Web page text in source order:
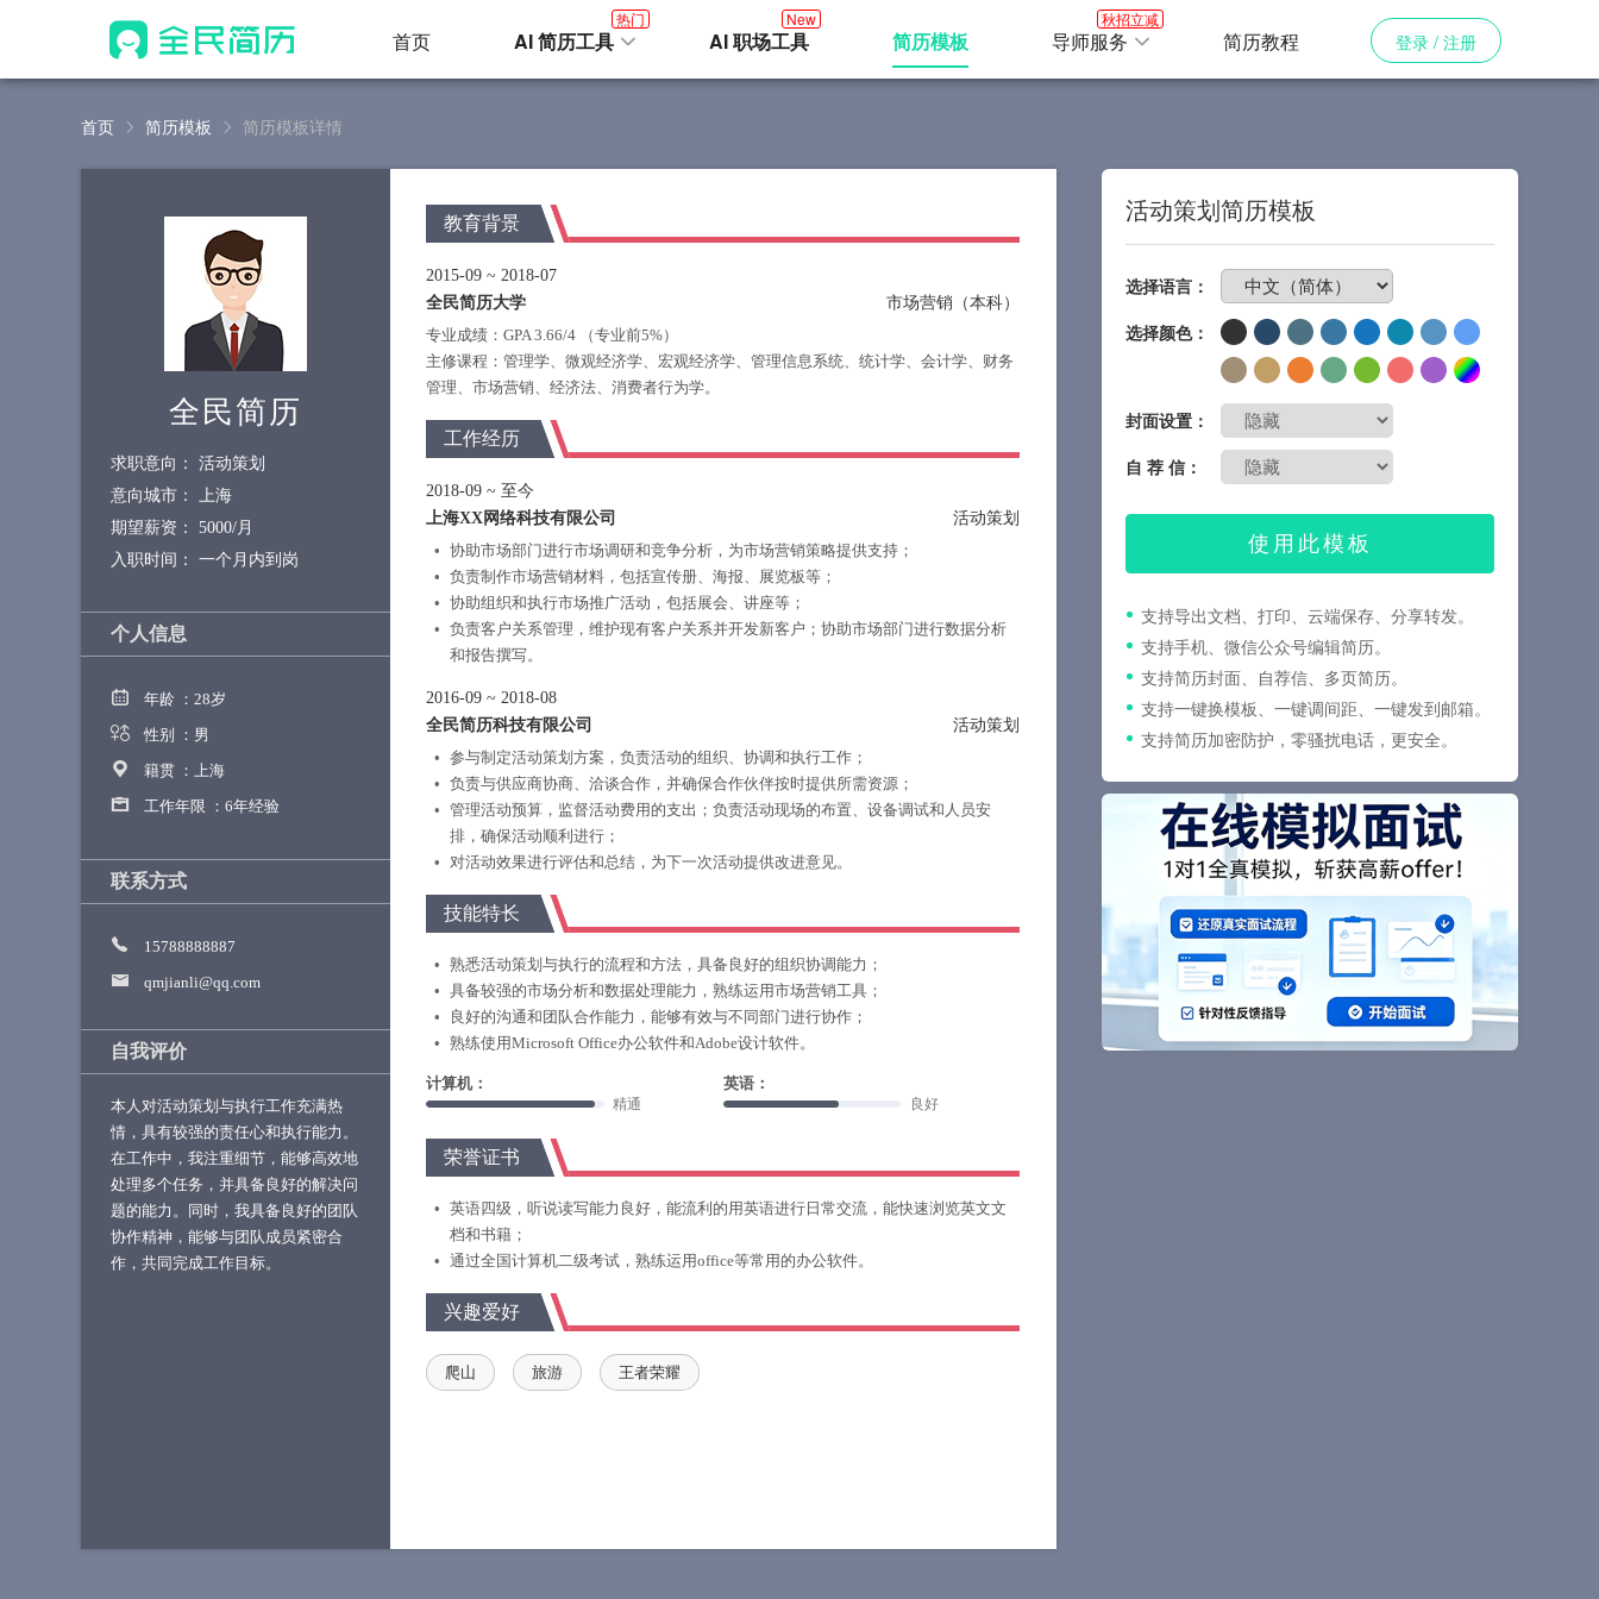
首页 AI 简历工具
热门
AI 职场工具
New
简历模板 导师服务
秋招立减
简历教程 登录 / 注册
首页 简历模板 简历模板详情
活动策划简历模板
选择语言：
选择颜色：
封面设置：
自 荐 信：
使用此模板
支持导出文档、打印、云端保存、分享转发。
支持手机、微信公众号编辑简历。
支持简历封面、自荐信、多页简历。
支持一键换模板、一键调间距、一键发到邮箱。
支持简历加密防护，零骚扰电话，更安全。
全民简历
求职意向： 活动策划
意向城市： 上海
期望薪资： 5000/月
入职时间： 一个月内到岗
个人信息
年龄 ： 28岁
性别 ： 男
籍贯 ： 上海
工作年限 ： 6年经验
联系方式
15788888887
qmjianli@qq.com
自我评价
本人对活动策划与执行工作充满热
情，具有较强的责任心和执行能力。
在工作中，我注重细节，能够高效地
处理多个任务，并具备良好的解决问
题的能力。同时，我具备良好的团队
协作精神，能够与团队成员紧密合
作，共同完成工作目标。
教育背景
2015-09 ~ 2018-07
全民简历大学
市场营销（本科）
专业成绩：GPA 3.66/4 （专业前5%）
主修课程：管理学、微观经济学、宏观经济学、管理信息系统、统计学、会计学、财务
管理、市场营销、经济法、消费者行为学。
工作经历
2018-09 ~ 至今
上海XX网络科技有限公司
活动策划
协助市场部门进行市场调研和竞争分析，为市场营销策略提供支持；
负责制作市场营销材料，包括宣传册、海报、展览板等；
协助组织和执行市场推广活动，包括展会、讲座等；
负责客户关系管理，维护现有客户关系并开发新客户；协助市场部门进行数据分析
和报告撰写。
2016-09 ~ 2018-08
全民简历科技有限公司
活动策划
参与制定活动策划方案，负责活动的组织、协调和执行工作；
负责与供应商协商、洽谈合作，并确保合作伙伴按时提供所需资源；
管理活动预算，监督活动费用的支出；负责活动现场的布置、设备调试和人员安
排，确保活动顺利进行；
对活动效果进行评估和总结，为下一次活动提供改进意见。
技能特长
熟悉活动策划与执行的流程和方法，具备良好的组织协调能力；
具备较强的市场分析和数据处理能力，熟练运用市场营销工具；
良好的沟通和团队合作能力，能够有效与不同部门进行协作；
熟练使用Microsoft Office办公软件和Adobe设计软件。
计算机：
精通
英语：
良好
荣誉证书
英语四级，听说读写能力良好，能流利的用英语进行日常交流，能快速浏览英文文
档和书籍；
通过全国计算机二级考试，熟练运用office等常用的办公软件。
兴趣爱好
爬山 旅游 王者荣耀